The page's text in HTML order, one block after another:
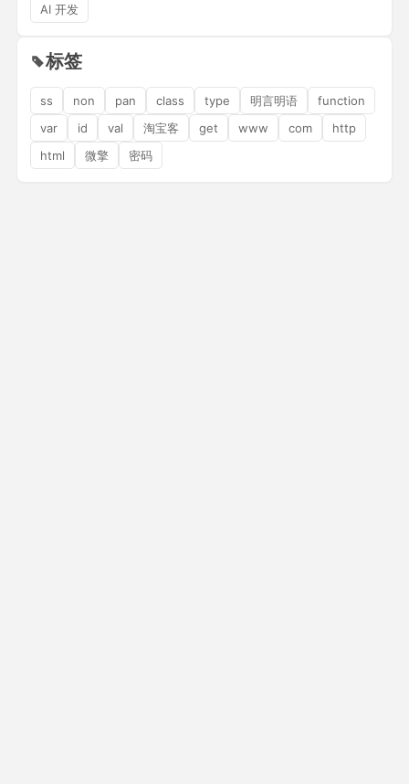
AI 开发
标签
ss non pan class type 明言明语
function
var
id val 淘宝客 get www com
http
html
微擎 密码